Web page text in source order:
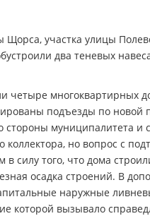
участка улицы
два теневых
четыре многоквартирных
подъезды по новой
стороны муниципалитета и
но вопрос с
силу того, что дома
осадка строений. В
наружные
которой вызывало